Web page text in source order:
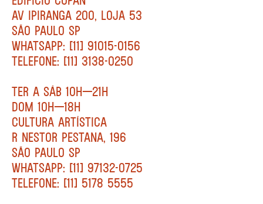
AV IPIRANGA 200, LOJA 53
SÃO PAULO SP
WHATSAPP: [11] 91015-0156
TELEFONE: [11] 3138-0250
TER A SÁB 10H—21H
DOM 10H—18H
CULTURA ARTÍSTICA
R NESTOR PESTANA, 196
SÃO PAULO SP
WHATSAPP: [11] 97132-0725
TELEFONE: [11] 5178 5555